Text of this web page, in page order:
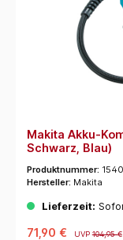
Makita Akku-
Schwarz, Blau)
Produktnummer:
Hersteller: Makita
Lieferzeit:
71,90 € UVP104,95 €